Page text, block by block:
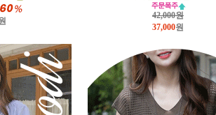
42,000원
37,000원